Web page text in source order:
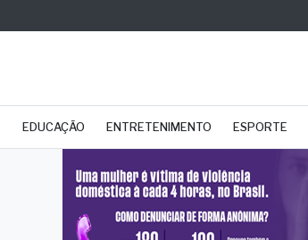
EDUCAÇÃO ENTRETENIMENTO ESPORTE